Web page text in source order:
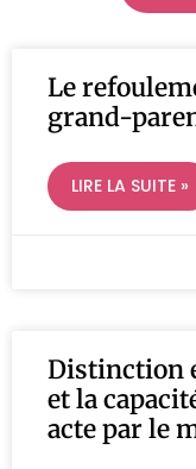
Le
grand-
LIRE LA SUITE »
Distinction
et la
acte par le